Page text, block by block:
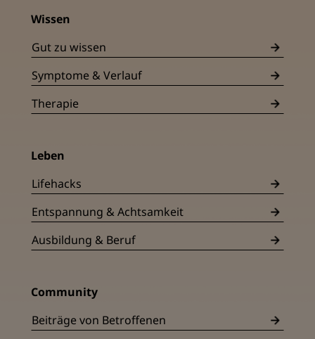
Wissen
Gut zu wissen
Symptome & Verlauf
Therapie
Leben
Lifehacks
Entspannung & Achtsamkeit
Ausbildung & Beruf
Community
Beiträge von Betroffenen